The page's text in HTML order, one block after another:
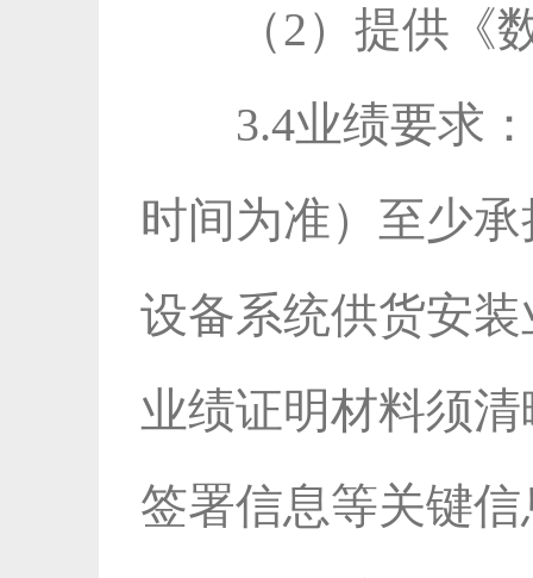
（2）提供《
3.4业绩要求
时间为准）至少
设备系统供货安
业绩证明材料须
签署信息等关键